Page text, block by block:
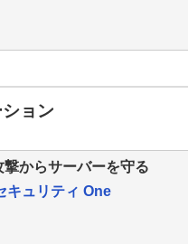
ョン
からサーバーを守る
キュリティ One